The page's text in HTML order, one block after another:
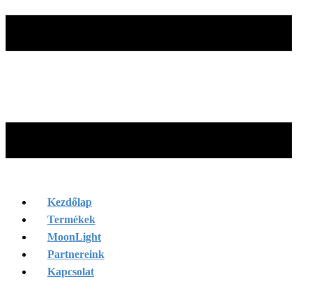
Kezdőlap
Termékek
MoonLight
Partnereink
Kapcsolat